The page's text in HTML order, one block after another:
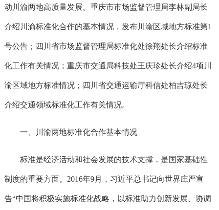
动川渝两地高质量发展。重庆市市场监督管理局李林副局长
介绍川渝标准化合作的基本情况，发布川渝区域地方标准第1
号公告；四川省市场监督管理局标准化处徐翔处长介绍标准
化工作有关情况；重庆市交通局科技处王庆珍处长介绍4项川
渝区域地方标准情况；四川省交通运输厅科信处柏吉琼处长
介绍交通领域标准化工作有关情况。
一、川渝两地标准化合作基本情况
标准是经济活动和社会发展的技术支撑，是国家基础性
制度的重要方面。2016年9月，习近平总书记向世界庄严宣
告“中国将积极实施标准化战略，以标准助力创新发展、协调